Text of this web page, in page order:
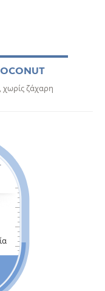
χωρίς ζάχαρη